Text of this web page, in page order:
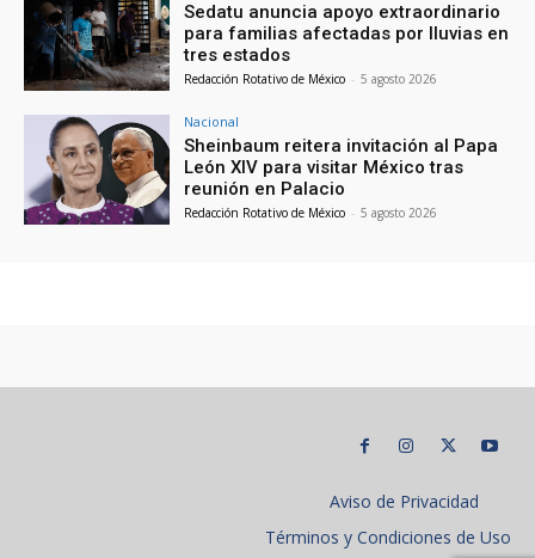
Sedatu anuncia apoyo extraordinario
para familias afectadas por lluvias en
tres estados
Redacción Rotativo de México - 5 agosto 2026
Nacional
Sheinbaum reitera invitación al Papa
León XIV para visitar México tras
reunión en Palacio
Redacción Rotativo de México - 5 agosto 2026
Aviso de Privacidad
Términos y Condiciones de Uso